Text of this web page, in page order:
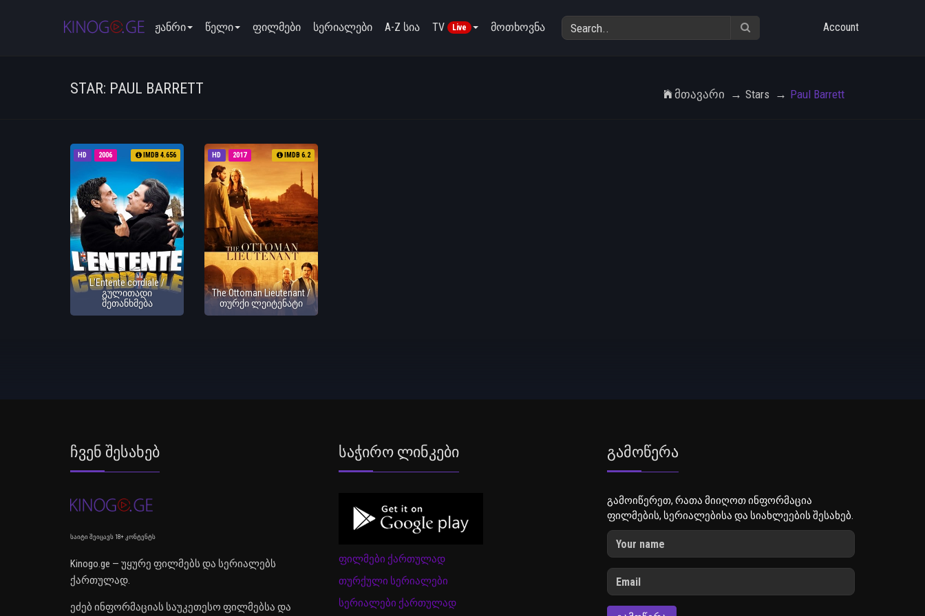
ჟანრი წელი ფილმები სერიალები A-Z სია TV Live მოთხოვნა Account
STAR: PAUL BARRETT Მთავარი Stars Paul Barrett
HD 2006 IMDB 4.656
L'Entente cordiale /
გულითადი
შეთანხმება
HD 2017 IMDB 6.2
The Ottoman Lieutenant /
თურქი ლეიტენატი
Ჩვენ Შესახებ
საიტი შეიცავს 18+ კონტენტს
Kinogo.ge — უყურე ფილმებს და სერიალებს
ქართულად.
ეძებ ინფორმაციას საუკეთესო ფილმებსა და
Საჭირო Ლინკები
ფილმები ქართულად
თურქული სერიალები
სერიალები ქართულად
Გამოწერა
გამოიწერეთ, რათა მიიღოთ ინფორმაცია
ფილმების, სერიალებისა და სიახლეების შესახებ.